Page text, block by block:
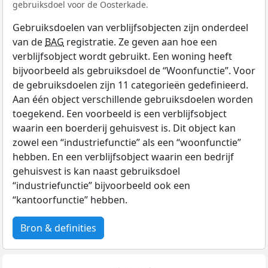
gebruiksdoel voor de Oosterkade.
Gebruiksdoelen van verblijfsobjecten zijn onderdeel
van deBAG registratie. Ze geven aan hoe een
verblijfsobject wordt gebruikt. Een woning heeft
bijvoorbeeld als gebruiksdoel de “Woonfunctie”. Voor
de gebruiksdoelen zijn 11 categorieën gedefinieerd.
Aan één object verschillende gebruiksdoelen worden
toegekend. Een voorbeeld is een verblijfsobject
waarin een boerderij gehuisvest is. Dit object kan
zowel een “industriefunctie” als een “woonfunctie”
hebben. En een verblijfsobject waarin een bedrijf
gehuisvest is kan naast gebruiksdoel
“industriefunctie” bijvoorbeeld ook een
“kantoorfunctie” hebben.
Bron & definities